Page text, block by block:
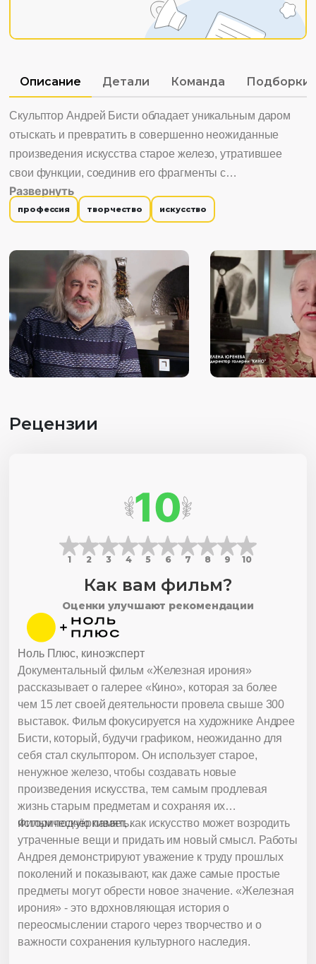
Описание Детали Команда Подборки
Скульптор Андрей Бисти обладает уникальным даром
отыскать и превратить в совершенно неожиданные
произведения искусства старое железо, утратившее
свои функции, соединив его фрагменты с
современностью, сегодняшним днем, дав вторую, новую
жизнь.
Развернуть
профессия творчество искусство
Рецензии
10
1 2 3 4 5 6 7 8 9 10
Как вам фильм?
Оценки улучшают рекомендации
Документальный фильм «Железная ирония»
рассказывает о галерее «Кино», которая за более
чем 15 лет своей деятельности провела свыше 300
выставок. Фильм фокусируется на художнике Андрее
Бисти, который, будучи графиком, неожиданно для
себя стал скульптором. Он использует старое,
ненужное железо, чтобы создавать новые
произведения искусства, тем самым продлевая
жизнь старым предметам и сохраняя их
историческую память.
Фильм подчёркивает, как искусство может возродить
утраченные вещи и придать им новый смысл. Работы
Андрея демонстрируют уважение к труду прошлых
поколений и показывают, как даже самые простые
предметы могут обрести новое значение. «Железная
ирония» - это вдохновляющая история о
переосмыслении старого через творчество и о
важности сохранения культурного наследия.
Ноль Плюс, киноэксперт